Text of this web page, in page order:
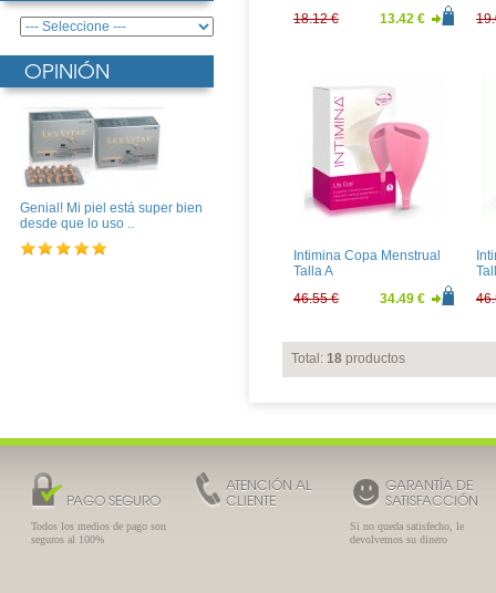
OPINIÓN
Genial! Mi piel está super bien
desde que lo uso ..
18.12 €
13.42 €
Intimina Copa Menstrual
Talla A
46.55 €
34.49 €
Total: 18 productos
PAGO SEGURO
Todos los medios de pago son
seguros al 100%
ATENCIÓN AL
CLIENTE
GARANTÍA DE
SATISFACCIÓN
Si no queda satisfecho, le
devolvemos su dinero